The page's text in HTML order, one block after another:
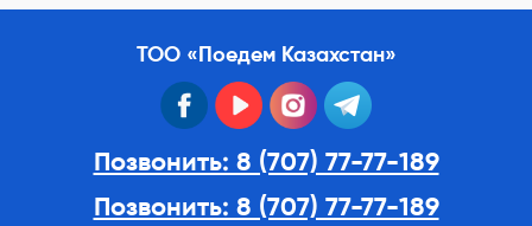
ТОО «Поедем Казахстан»
facebook youtube instagram
Позвонить: 8 (707) 77-77-189
Позвонить: 8 (707) 77-77-189